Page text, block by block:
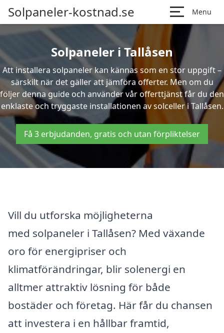
Solpaneler-kostnad.se Menu
Solpaneler i Tallåsen
Att installera solpaneler kan kännas som en stor uppgift –
särskilt när det gäller att jämföra offerter. Men om du
följer denna guide och använder vår offerttjänst får du den
enklaste och tryggaste installationen av solceller i Tallåsen.
Få 3 erbjudanden, gratis och utan förpliktelser
Vill du utforska möjligheterna
med solpaneler i Tallåsen? Med växande
oro för energipriser och
klimatförändringar, blir solenergi en
alltmer attraktiv lösning för både
bostäder och företag. Här får du chansen
att investera i en hållbar framtid,